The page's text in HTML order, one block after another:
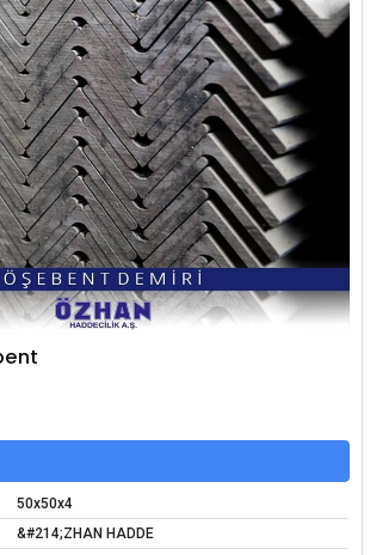
50x50x4
&#214;ZHAN HADDE